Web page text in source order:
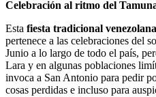
Celebración al ritmo del
Esta fiesta tradicional venezolana
pertenece a las celebraciones del
Junio a lo largo de todo el país,
Lara y en algunas poblaciones
invoca a San Antonio para pedir
cosas perdidas e incluso para